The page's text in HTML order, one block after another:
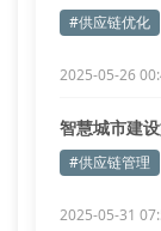
#供应链优化
2025-05-26
智慧城市建
#供应链管理
2025-05-31